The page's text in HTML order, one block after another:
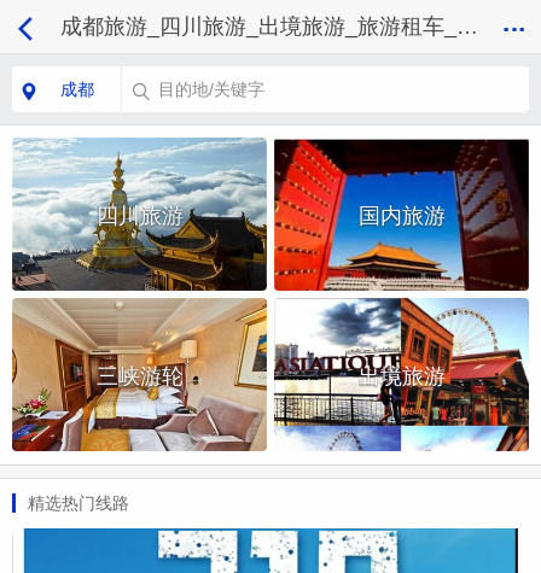
成都旅游_四川旅游_出境旅游_旅游租车_签证门票-四川省中国旅行社总社
成都 目的地/关键字
四川旅游 国内旅游
三峡游轮 出境旅游
精选热门线路